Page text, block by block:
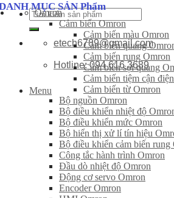
Tìm
kiếm:
etech6789@gmail.com
Hotline: 094 616 3689
Menu
MỤC SẢN Phẩm
Omron
Cảm biến Omron
Cảm biến màu Omron
Cảm biến quang
Cảm biến rung Omron
Cảm biến sợi quang
Cảm biến tiệm cận
Cảm biến từ Omron
Bộ nguồn Omron
Bộ điều khiển nhiệt độ
Bộ điều khiển mức Omron
Bộ hiển thị xử lí tín hiệu
Bộ điều khiển cảm biến rung
Công tắc hành trình Omron
Đầu dò nhiệt độ Omron
Động cơ servo Omron
Encoder Omron